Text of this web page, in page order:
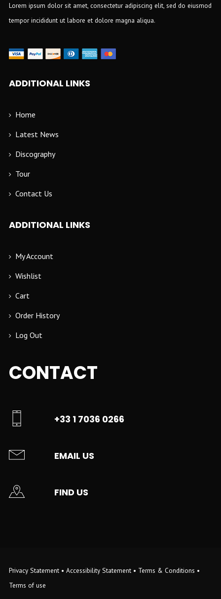
Lorem ipsum dolor sit amet, consectetur adipiscing elit, sed do eiusmod
tempor incididunt ut labore et dolore magna aliqua.
ADDITIONAL LINKS
Home
Latest News
Discography
Tour
Contact Us
ADDITIONAL LINKS
My Account
Wishlist
Cart
Order History
Log Out
CONTACT
+33 1 7036 0266
EMAIL US
FIND US
Privacy Statement• Accessibility Statement• Terms & Conditions •
Terms of use